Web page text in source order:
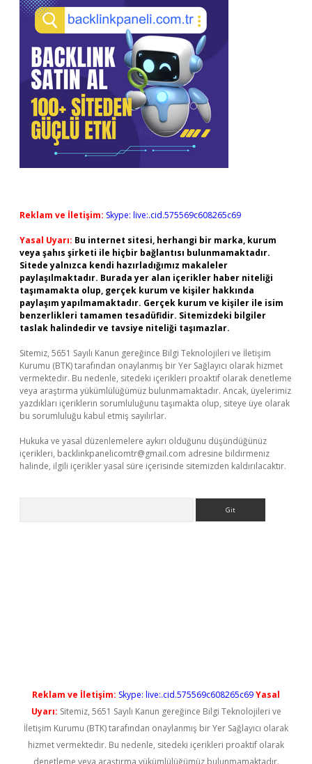
Reklam ve İletişim: Skype: live:.cid.575569c608265c69
Yasal Uyarı: Bu internet sitesi, herhangi bir marka, kurum
veya şahıs şirketi ile hiçbir bağlantısı bulunmamaktadır.
Sitede yalnızca kendi hazırladığımız makaleler
paylaşılmaktadır. Burada yer alan içerikler haber niteliği
taşımamakta olup, gerçek kurum ve kişiler hakkında
paylaşım yapılmamaktadır. Gerçek kurum ve kişiler ile isim
benzerlikleri tamamen tesadüfidir. Sitemizdeki bilgiler
taslak halindedir ve tavsiye niteliği taşımazlar.
Sitemiz, 5651 Sayılı Kanun gereğince Bilgi Teknolojileri ve İletişim
Kurumu (BTK) tarafından onaylanmış bir Yer Sağlayıcı olarak hizmet
vermektedir. Bu nedenle, sitedeki içerikleri proaktif olarak denetleme
veya araştırma yükümlülüğümüz bulunmamaktadır. Ancak, üyelerimiz
yazdıkları içeriklerin sorumluluğunu taşımakta olup, siteye üye olarak
bu sorumluluğu kabul etmiş sayılırlar.
Hukuka ve yasal düzenlemelere aykırı olduğunu düşündüğünüz
içerikleri, backlinkpanelicomtr@gmail.com adresine bildirmeniz
halinde, ilgili içerikler yasal süre içerisinde sitemizden kaldırılacaktır.
Reklam ve İletişim: Skype: live:.cid.575569c608265c69Yasal
Uyarı: Sitemiz, 5651 Sayılı Kanun gereğince Bilgi Teknolojileri ve
İletişim Kurumu (BTK) tarafından onaylanmış bir Yer Sağlayıcı olarak
hizmet vermektedir. Bu nedenle, sitedeki içerikleri proaktif olarak
denetleme veya araştırma yükümlülüğümüz bulunmamaktadır.